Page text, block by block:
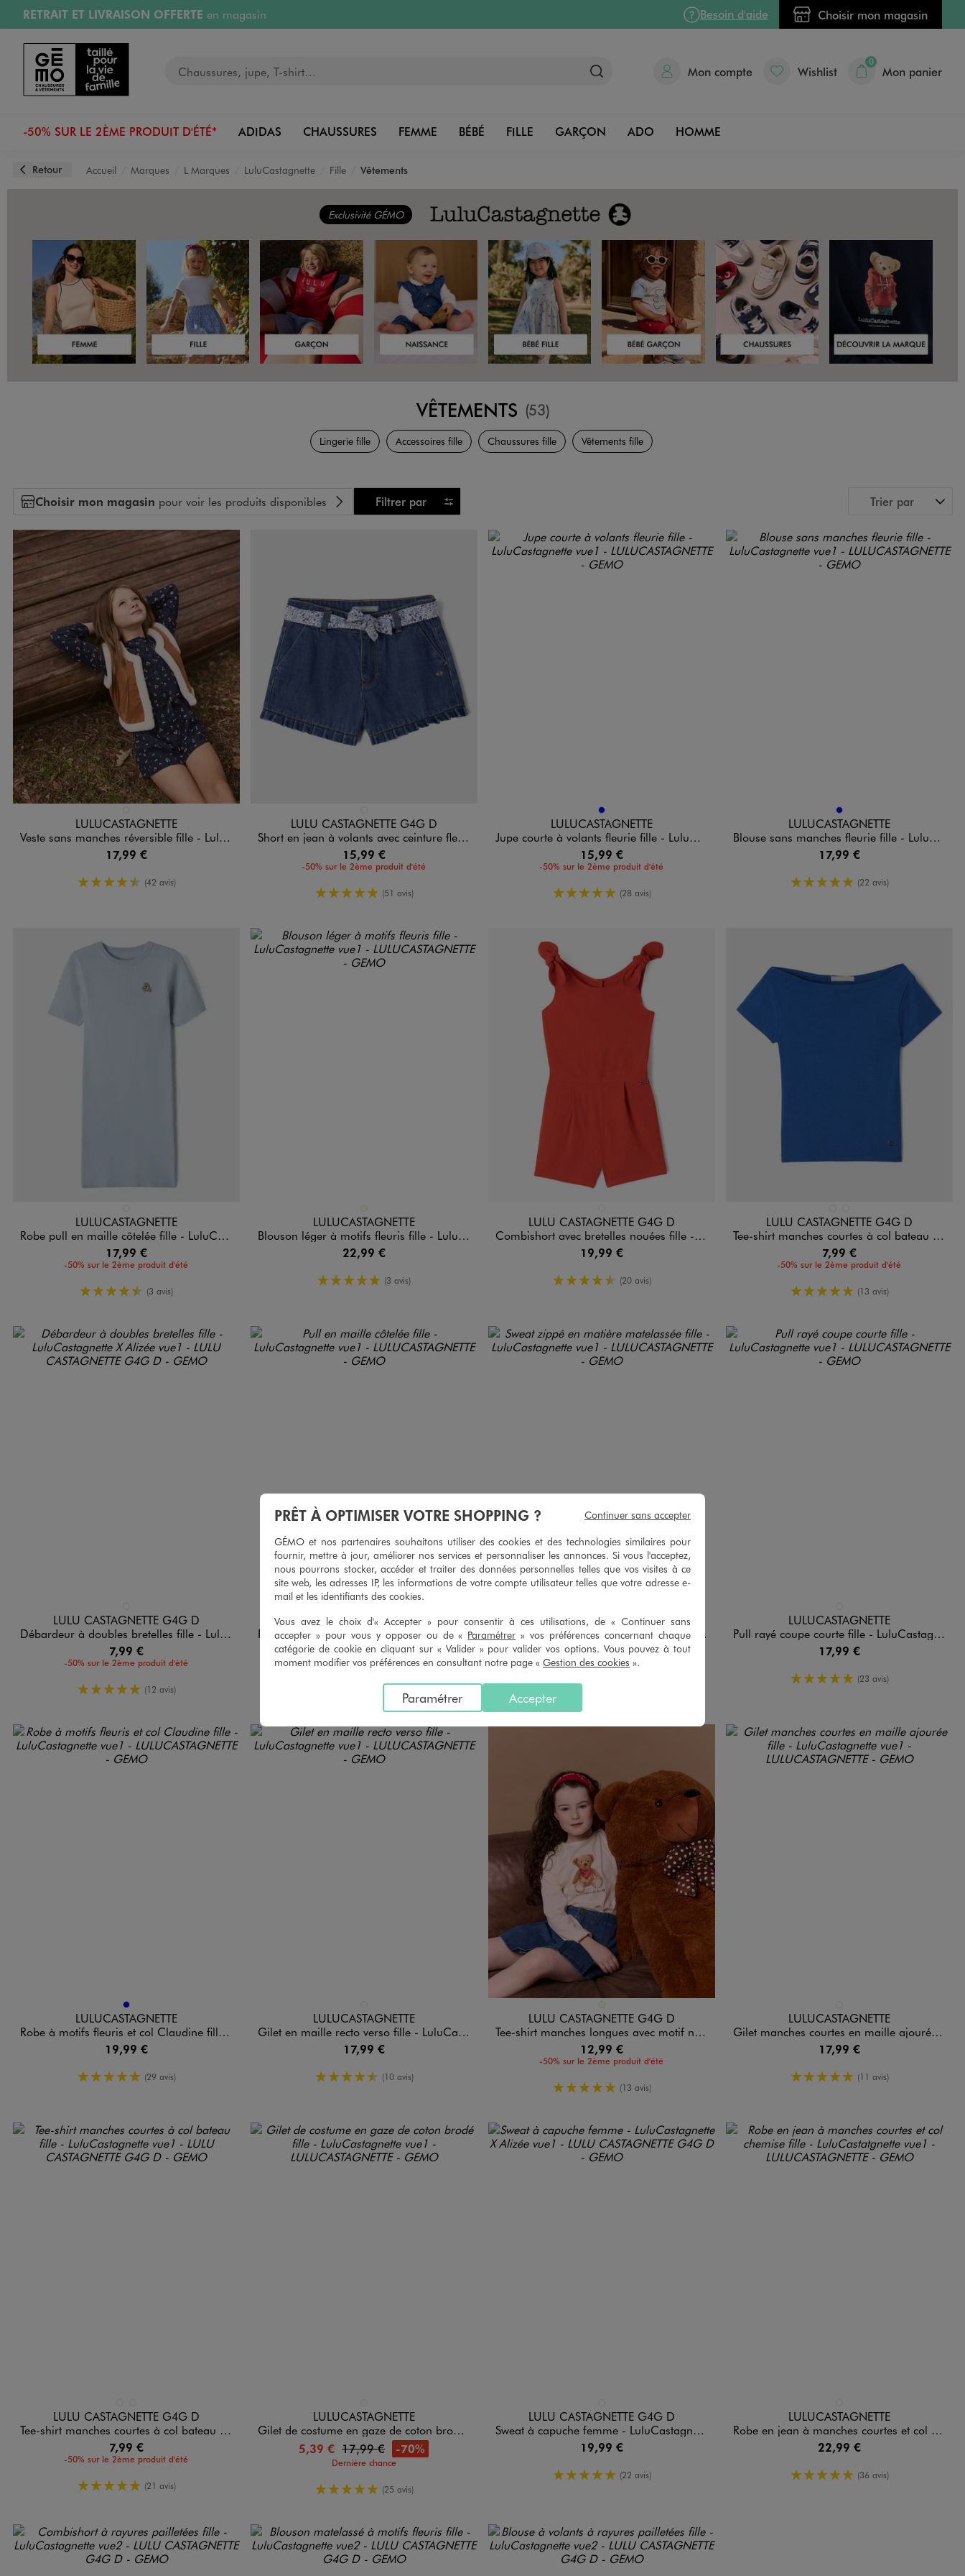
Aller au contenu principal
Aller à la navigation
PAYEZ EN 3x SANS FRAISdès 50€
Retours OFFERTSpendant 30 jours
LIVRAISON OFFERTE
Besoin d'aide Choisir mon magasin
Mon compte Wishlist
0
Mon panier
-50% SUR LE 2ÈME PRODUIT D'ÉTÉ* ADIDAS CHAUSSURES FEMME BÉBÉ FILLE GARÇON ADO HOMME
Retour Accueil Marques L Marques LuluCastagnette Fille Vêtements
Exclusivité GÉMO
VÊTEMENTS (53)
L Marques
Lingerie fille Accessoires fille Chaussures fille Vêtements fille
Choisir mon magasin pour voir les produits disponibles Filtrer par Trier par
LULUCASTAGNETTE
Veste sans manches réversible fille - LuluCastagnette
17,99 €
4.5/5 de moyenne
(42 avis)
LULU CASTAGNETTE G4G D
Short en jean à volants avec ceinture fleurie fille - LuluCastagnette
15,99 €
-50% sur le 2ème produit d'été
5/5 de moyenne
(51 avis)
Disponible en 1 colorisBLEU
LULUCASTAGNETTE
Jupe courte à volants fleurie fille - LuluCastagnette
15,99 €
-50% sur le 2ème produit d'été
5/5 de moyenne
(28 avis)
Disponible en 1 colorisBLEU
LULUCASTAGNETTE
Blouse sans manches fleurie fille - LuluCastagnette
17,99 €
5/5 de moyenne
(22 avis)
LULUCASTAGNETTE
Robe pull en maille côtelée fille - LuluCastagnette x Alizée
17,99 €
-50% sur le 2ème produit d'été
4.5/5 de moyenne
(3 avis)
LULUCASTAGNETTE
Blouson léger à motifs fleuris fille - LuluCastagnette
22,99 €
5/5 de moyenne
(3 avis)
LULU CASTAGNETTE G4G D
Combishort avec bretelles nouées fille - LuluCastagnette
19,99 €
4.5/5 de moyenne
(20 avis)
LULU CASTAGNETTE G4G D
Tee-shirt manches courtes à col bateau fille - LuluCastagnette
7,99 €
-50% sur le 2ème produit d'été
5/5 de moyenne
(13 avis)
LULU CASTAGNETTE G4G D
Débardeur à doubles bretelles fille - LuluCastagnette X Alizée
7,99 €
-50% sur le 2ème produit d'été
5/5 de moyenne
(12 avis)
LULUCASTAGNETTE
Pull en maille côtelée fille - LuluCastagnette
12,99 €
LULUCASTAGNETTE
Sweat zippé en matière matelassée fille - LuluCastagnette
17,99 €
LULUCASTAGNETTE
Pull rayé coupe courte fille - LuluCastagnette
17,99 €
5/5 de moyenne
(23 avis)
Disponible en 1 colorisBLEU
LULUCASTAGNETTE
Robe à motifs fleuris et col Claudine fille - LuluCastagnette
19,99 €
5/5 de moyenne
(29 avis)
LULUCASTAGNETTE
Gilet en maille recto verso fille - LuluCastagnette
17,99 €
4.5/5 de moyenne
(10 avis)
LULU CASTAGNETTE G4G D
Tee-shirt manches longues avec motif nounours fille - LuluCastagnette
12,99 €
-50% sur le 2ème produit d'été
5/5 de moyenne
(13 avis)
LULUCASTAGNETTE
Gilet manches courtes en maille ajourée fille - LuluCastagnette
17,99 €
5/5 de moyenne
(11 avis)
LULU CASTAGNETTE G4G D
Tee-shirt manches courtes à col bateau fille - LuluCastagnette
7,99 €
-50% sur le 2ème produit d'été
5/5 de moyenne
(21 avis)
LULUCASTAGNETTE
Gilet de costume en gaze de coton brodé fille - LuluCastagnette
5,39 € 17,99 € -70%
Dernière chance
5/5 de moyenne
(25 avis)
LULU CASTAGNETTE G4G D
Sweat à capuche femme - LuluCastagnette X Alizée
19,99 €
5/5 de moyenne
(22 avis)
LULUCASTAGNETTE
Robe en jean à manches courtes et col chemise fille - LuluCastatgnette
22,99 €
5/5 de moyenne
(36 avis)
PRÊT À OPTIMISER VOTRE SHOPPING ?
GÉMO et nos partenaires souhaitons utiliser des cookies et des technologies similaires pour
fournir, mettre à jour, améliorer nos services et personnaliser les annonces. Si vous l'acceptez,
nous pourrons stocker, accéder et traiter des données personnelles telles que vos visites à ce
site web, les adresses IP, les informations de votre compte utilisateur telles que votre adresse e-
mail et les identifiants des cookies.
Vous avez le choix d'« Accepter » pour consentir à ces utilisations, de « Continuer sans
accepter » pour vous y opposer ou de « Paramétrer » vos préférences concernant chaque
catégorie de cookie en cliquant sur « Valider » pour valider vos options. Vous pouvez à tout
moment modifier vos préférences en consultant notre page « Gestion des cookies ».
Accepter
Paramétrer
Continuer sans accepter